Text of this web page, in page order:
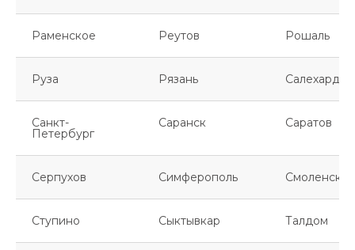
Раменское Реутов Рошаль
Руза Рязань Салехард
Санкт-
Петербург
Саранск Саратов
Серпухов Симферополь Смоленск
Ступино Сыктывкар Талдом